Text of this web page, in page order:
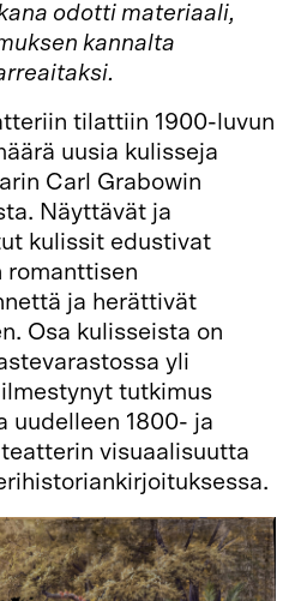
odotti materiaali,
kannalta
tilattiin 1900-luvun
uusia kulisseja
Carl Grabowin
Näyttävät ja
kulissit edustivat
romanttisen
ja herättivät
Osa kulisseista on
yli
tutkimus
uudelleen 1800- ja
visuaalisuutta